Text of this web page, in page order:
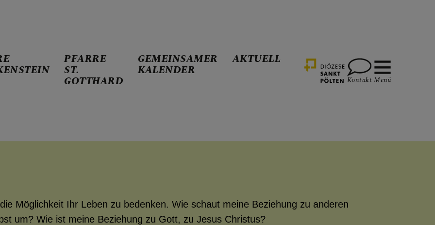
PFARRE
ST.
GOTTHARD
GEMEINSAMER
KALENDER
AKTUELL
Kontakt Menü
Möglichkeit Ihr Leben zu bedenken. Wie schaut meine Beziehung zu anderen
um? Wie ist meine Beziehung zu Gott, zu Jesus Christus?